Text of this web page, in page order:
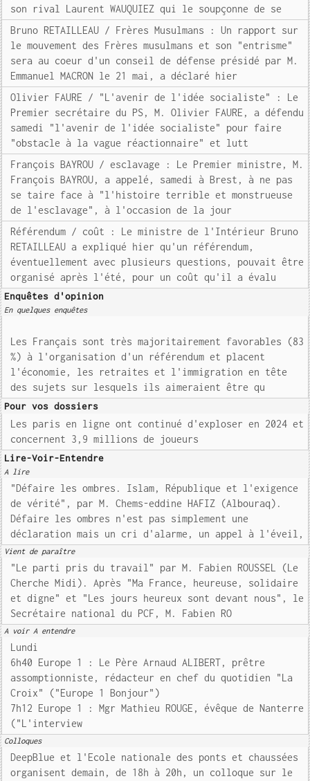
son rival Laurent WAUQUIEZ qui le soupçonne de se
Bruno RETAILLEAU / Frères Musulmans : Un rapport sur
le mouvement des Frères musulmans et son "entrisme"
sera au coeur d'un conseil de défense présidé par M.
Emmanuel MACRON le 21 mai, a déclaré hier
Olivier FAURE / "L'avenir de l'idée socialiste" : Le
Premier secrétaire du PS, M. Olivier FAURE, a défendu
samedi "l'avenir de l'idée socialiste" pour faire
"obstacle à la vague réactionnaire" et lutt
François BAYROU / esclavage : Le Premier ministre, M.
François BAYROU, a appelé, samedi à Brest, à ne pas
se taire face à "l'histoire terrible et monstrueuse
de l'esclavage", à l'occasion de la jour
Référendum / coût : Le ministre de l'Intérieur Bruno
RETAILLEAU a expliqué hier qu'un référendum,
éventuellement avec plusieurs questions, pouvait être
organisé après l'été, pour un coût qu'il a évalu
Enquêtes d'opinion
En quelques enquêtes
Les Français sont très majoritairement favorables (83
%) à l'organisation d'un référendum et placent
l'économie, les retraites et l'immigration en tête
des sujets sur lesquels ils aimeraient être qu
Pour vos dossiers
Les paris en ligne ont continué d'exploser en 2024 et
concernent 3,9 millions de joueurs
Lire-Voir-Entendre
A lire
"Défaire les ombres. Islam, République et l'exigence
de vérité", par M. Chems-eddine HAFIZ (Albouraq).
Défaire les ombres n'est pas simplement une
déclaration mais un cri d'alarme, un appel à l'éveil,
Vient de paraître
"Le parti pris du travail" par M. Fabien ROUSSEL (Le
Cherche Midi). Après "Ma France, heureuse, solidaire
et digne" et "Les jours heureux sont devant nous", le
Secrétaire national du PCF, M. Fabien RO
A voir A entendre
Lundi
6h40 Europe 1 : Le Père Arnaud ALIBERT, prêtre
assomptionniste, rédacteur en chef du quotidien "La
Croix" ("Europe 1 Bonjour")
7h12 Europe 1 : Mgr Mathieu ROUGE, évêque de Nanterre
("L'interview
Colloques
DeepBlue et l'Ecole nationale des ponts et chaussées
organisent demain, de 18h à 20h, un colloque sur le